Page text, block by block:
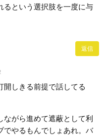
るという選択肢を一度に与
返信
開しきる前提で話してる
がら進めて遮蔽として利
でやるもんでしょあれ。バ